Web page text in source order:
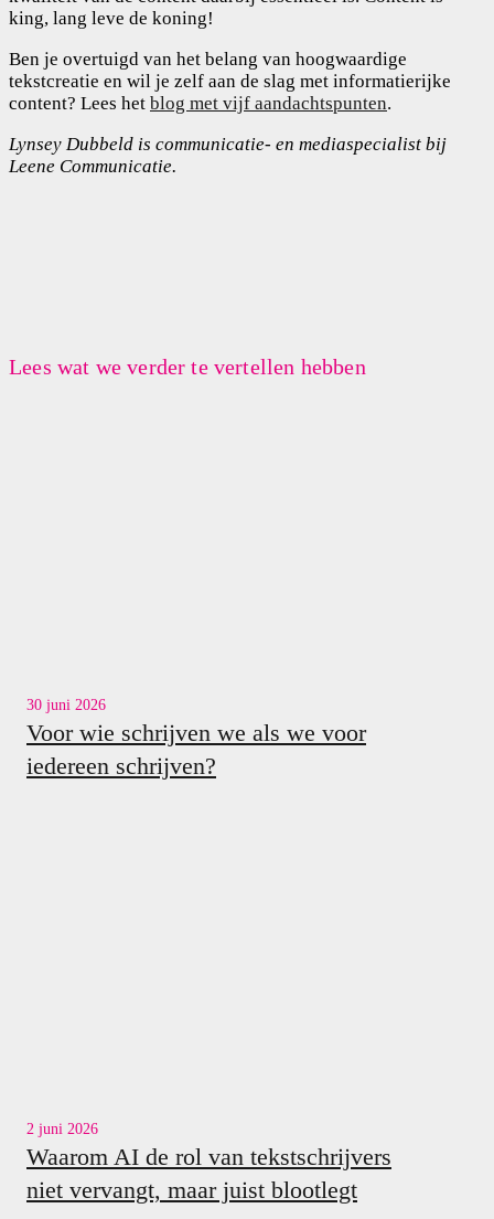
king, lang leve de koning!
Ben je overtuigd van het belang van hoogwaardige
tekstcreatie en wil je zelf aan de slag met informatierijke
content? Lees het blog met vijf aandachtspunten.
Lynsey Dubbeld is communicatie- en mediaspecialist bij
Leene Communicatie.
Lees wat we verder te vertellen hebben
30 juni 2026
Voor wie schrijven we als we voor
iedereen schrijven?
2 juni 2026
Waarom AI de rol van tekstschrijvers
niet vervangt, maar juist blootlegt